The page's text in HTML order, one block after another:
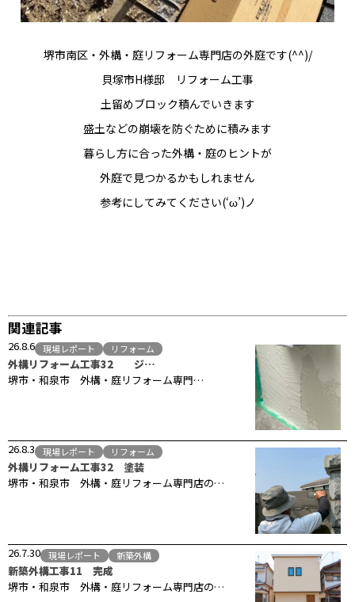
堺市南区・外構・庭リフォーム専門店の外庭です(^^)/
貝塚市H様邸 リフォーム工事
土留めブロック積んでいきます
盛土などの崩壊を防ぐために積みます
暮らし方に合った外構・庭のヒントが
外庭で見つかるかもしれません
参考にしてみてください(‘ω’)ノ
関連記事
26.8.6 現場レポート リフォーム
外構リフォーム工事32 ジ…
堺市・和泉市 外構・庭リフォーム専門…
26.8.3 現場レポート リフォーム
外構リフォーム工事32 塗装
堺市・和泉市 外構・庭リフォーム専門店の…
26.7.30 現場レポート 新築外構
新築外構工事11 完成
堺市・和泉市 外構・庭リフォーム専門店の…